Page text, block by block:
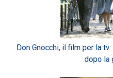
Don Gnocchi, il film per la
dopo la